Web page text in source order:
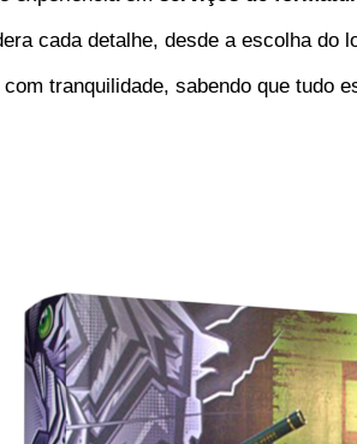
cada detalhe, desde a escolha do
tranquilidade, sabendo que tudo